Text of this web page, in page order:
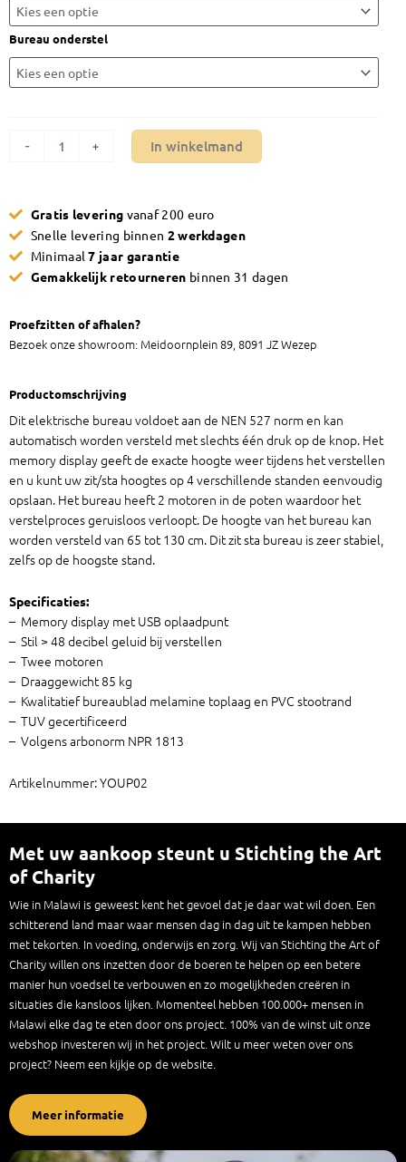
Bureau onderstel
-
bureau
YOUP02
120x80
cm
+ In winkelmand
Gratis levering vanaf 200 euro
Snelle levering binnen 2 werkdagen
Minimaal7 jaar garantie
Gemakkelijk retourneren binnen 31 dagen
Proefzitten of afhalen?
Bezoek onze showroom: Meidoornplein 89, 8091 JZ Wezep
Productomschrijving
Dit elektrische bureau voldoet aan de NEN 527 norm en kan
automatisch worden versteld met slechts één druk op de knop. Het
memory display geeft de exacte hoogte weer tijdens het verstellen
en u kunt uw zit/sta hoogtes op 4 verschillende standen eenvoudig
opslaan. Het bureau heeft 2 motoren in de poten waardoor het
verstelproces geruisloos verloopt. De hoogte van het bureau kan
worden versteld van 65 tot 130 cm. Dit zit sta bureau is zeer stabiel,
zelfs op de hoogste stand.
Specificaties:
– Memory display met USB oplaadpunt
– Stil > 48 decibel geluid bij verstellen
– Twee motoren
– Draaggewicht 85 kg
– Kwalitatief bureaublad melamine toplaag en PVC stootrand
– TUV gecertificeerd
– Volgens arbonorm NPR 1813
Artikelnummer: YOUP02
Met uw aankoop steunt u Stichting the Art
of Charity
Wie in Malawi is geweest kent het gevoel dat je daar wat wil doen. Een
schitterend land maar waar mensen dag in dag uit te kampen hebben
met tekorten. In voeding, onderwijs en zorg. Wij van Stichting the Art of
Charity willen ons inzetten door de boeren te helpen op een betere
manier hun voedsel te verbouwen en zo mogelijkheden creëren in
situaties die kansloos lijken. Momenteel hebben 100.000+ mensen in
Malawi elke dag te eten door ons project. 100% van de winst uit onze
webshop investeren wij in het project. Wilt u meer weten over ons
project? Neem een kijkje op de website.
Meer informatie